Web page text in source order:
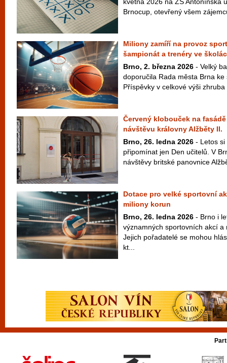
Brnocup, otevřený všem
Miliony zamíří na provoz
šampionát a trenéry ve
Brno, 2. března 2026 - Velký
doporučila Rada města Brna
Příspěvky v celkové výši
Červený klobouček na
návštěvu královny Alžběty II.
Brno, 26. ledna 2026 - Letos si
připomínat jen Den učitelů. V
návštěvy britské panovnice
Dotace pro velké sportovní
miliony korun
Brno, 26. ledna 2026 - Brno i
významných sportovních akcí
Jejich pořadatelé se mohou
kt...